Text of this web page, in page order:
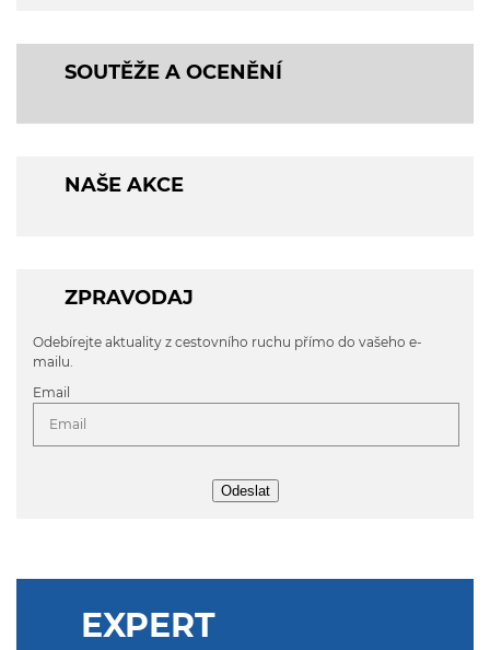
SOUTĚŽE A OCENĚNÍ
NAŠE AKCE
ZPRAVODAJ
Odebírejte aktuality z cestovního ruchu přímo do vašeho e-
mailu.
Email
Odeslat
EXPERT